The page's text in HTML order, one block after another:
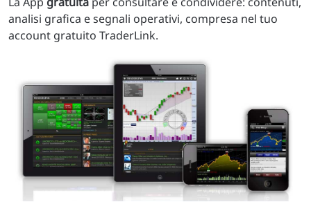
analisi grafica e segnali operativi, compresa nel tuo
account gratuito TraderLink.